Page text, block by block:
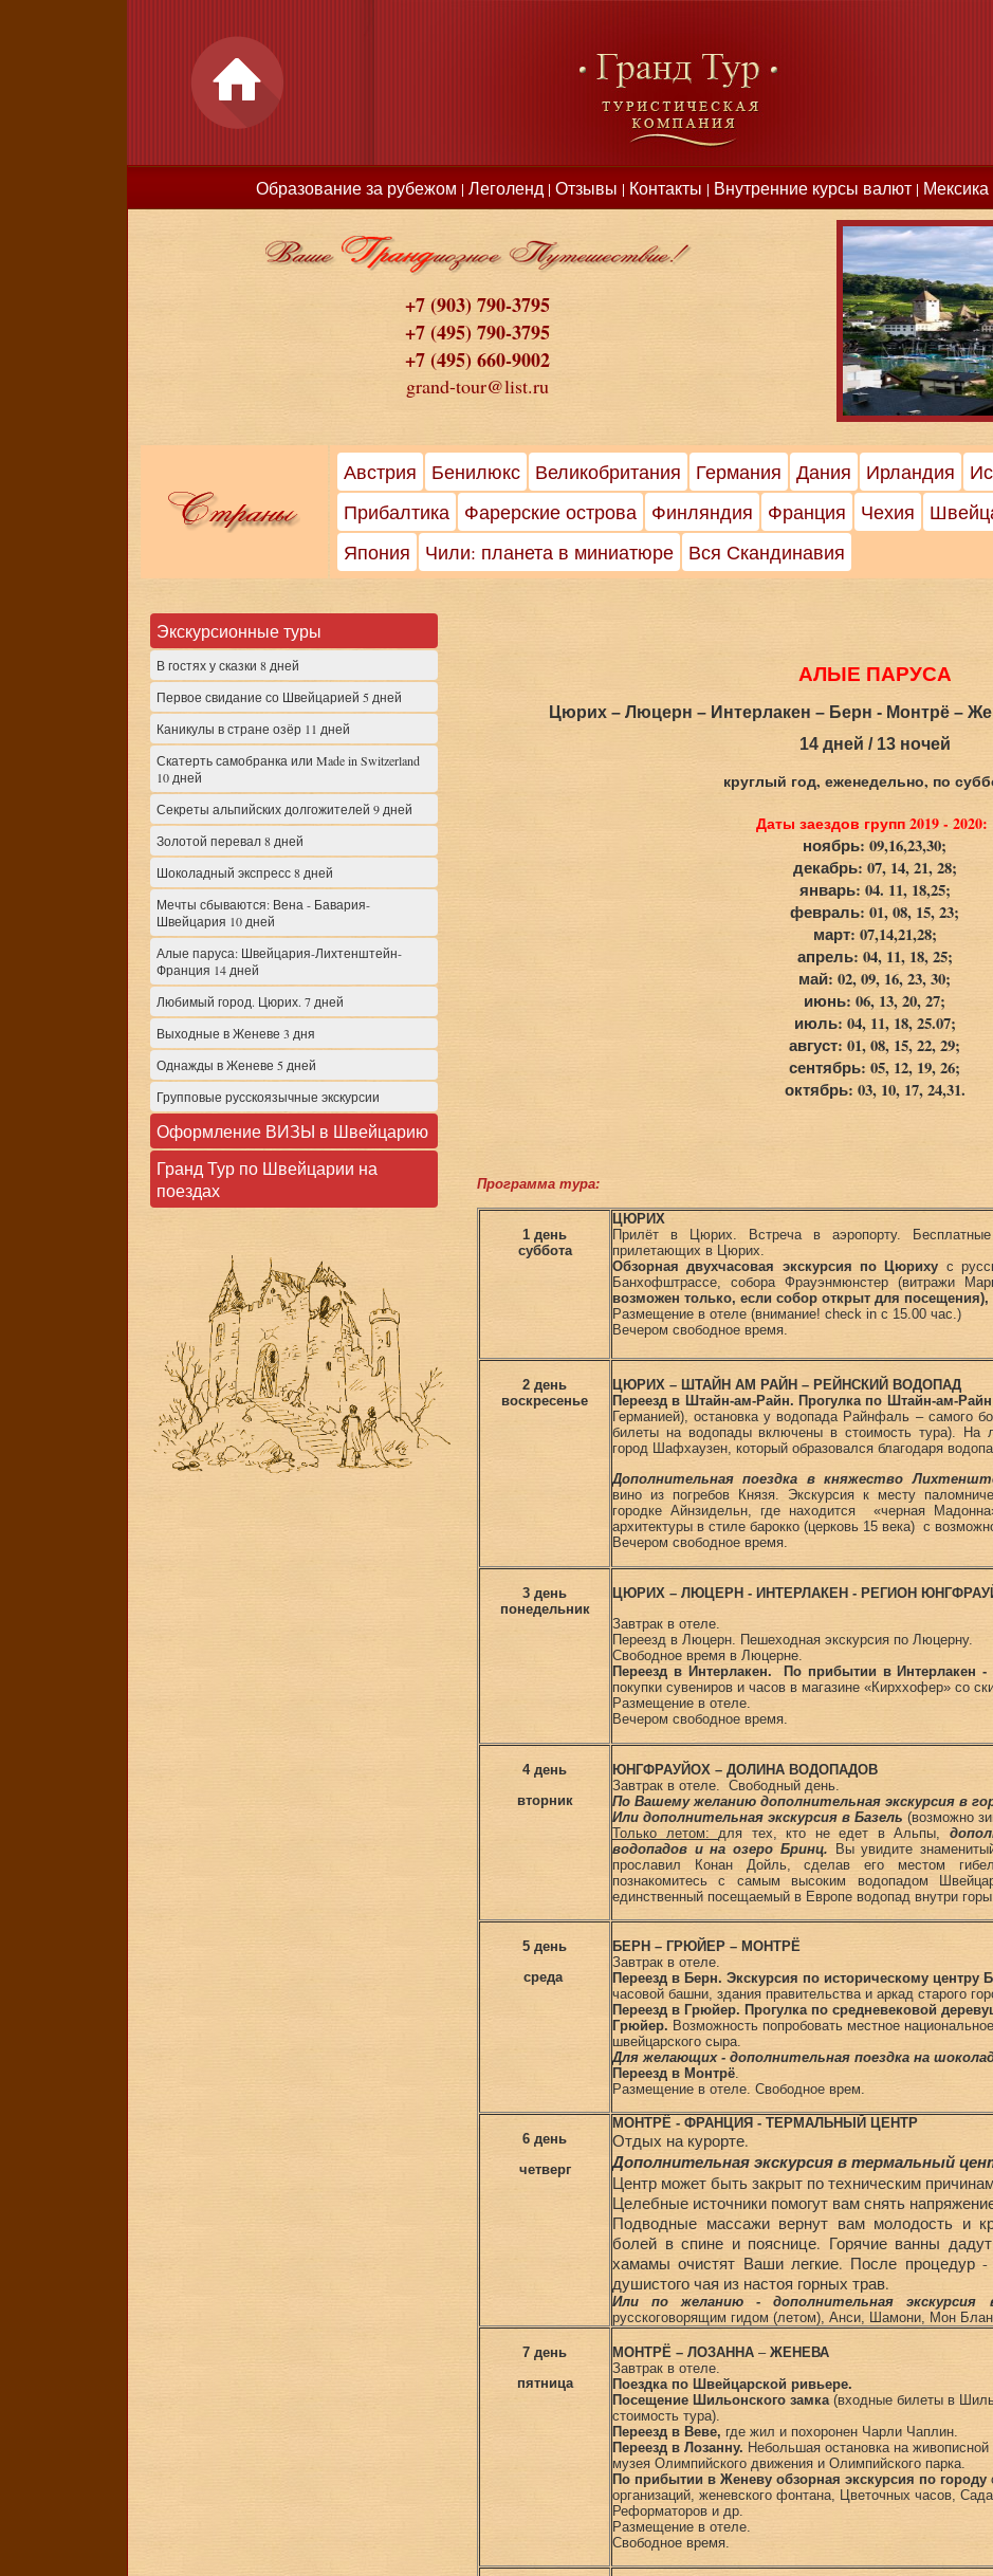
Образование за рубежом | Леголенд | Отзывы | Контакты | Внутренние курсы валют | Мексика
+7 (903) 790-3795
+7 (495) 790-3795
+7 (495) 660-9002
grand-tour@list.ru
Австрия Бенилюкс Великобритания Германия Дания Ирландия
Прибалтика
Фарерские острова Финляндия Франция Чехия
Япония
Чили: планета в миниатюре Вся Скандинавия
Экскурсионные туры
В гостях у сказки 8 дней
Первое свидание со Швейцарией 5 дней
Каникулы в стране озёр 11 дней
Скатерть самобранка или Made in Switzerland
10 дней
Секреты альпийских долгожителей 9 дней
Золотой перевал 8 дней
Шоколадный экспресс 8 дней
Мечты сбываются: Вена - Бавария-
Швейцария 10 дней
Алые паруса: Швейцария-Лихтенштейн-
Франция 14 дней
Любимый город. Цюрих. 7 дней
Выходные в Женеве 3 дня
Однажды в Женеве 5 дней
Групповые русскоязычные экскурсии
Оформление ВИЗЫ в Швейцарию
Гранд Тур по Швейцарии на
поездах
АЛЫЕ ПАРУСА
Цюрих – Люцерн – Интерлакен – Берн - Монтрё –
14 дней / 13 ночей
круглый год, еженедельно, по
Даты заездов групп 2019 - 2020:
ноябрь: 09,16,23,30;
декабрь: 07, 14, 21, 28;
январь: 04. 11, 18,25;
февраль: 01, 08, 15, 23;
март: 07,14,21,28;
апрель: 04, 11, 18, 25;
май: 02, 09, 16, 23, 30;
июнь: 06, 13, 20, 27;
июль: 04, 11, 18, 25.07;
август: 01, 08, 15, 22, 29;
сентябрь: 05, 12, 19, 26;
октябрь: 03, 10, 17, 24,31.
Программа тура:
1 день
суббота
ЦЮРИХ
Прилёт в Цюрих. Встреча в аэропорту.
прилетающих в Цюрих.
Обзорная двухчасовая экскурсия по Цюриху с
Банхофштрассе, собора Фрауэнмюнстер (витражи
возможен только, если собор открыт для посещения),
Размещение в отеле (внимание! check in с 15.00 час.)
Вечером свободное время.
2 день
воскресенье
ЦЮРИХ – ШТАЙН АМ РАЙН – РЕЙНСКИЙ ВОДОПАД
Переезд в Штайн-ам-Райн. Прогулка по Штайн-ам-Райн
Германией), остановка у водопада Райнфаль – самого
билеты на водопады включены в стоимость тура). На
город Шафхаузен, который образовался благодаря
Дополнительная поездка в княжество
вино из погребов Князя. Экскурсия к месту
городке Айнзидельн, где находится «черная
архитектуры в стиле барокко (церковь 15 века) с
Вечером свободное время.
3 день
понедельник
ЦЮРИХ – ЛЮЦЕРН - ИНТЕРЛАКЕН - РЕГИОН
Завтрак в отеле.
Переезд в Люцерн. Пешеходная экскурсия по Люцерну.
Свободное время в Люцерне.
Переезд в Интерлакен. По прибытии в Интерлакен -
покупки сувениров и часов в магазине «Кирххофер» со
Размещение в отеле.
Вечером свободное время.
4 день
вторник
ЮНГФРАУЙОХ – ДОЛИНА ВОДОПАДОВ
Завтрак в отеле. Свободный день.
По Вашему желанию дополнительная экскурсия в
Или дополнительная экскурсия в Базель (возможно
Только летом: для тех, кто не едет в Альпы,
водопадов и на озеро Бринц. Вы увидите
прославил Конан Дойль, сделав его местом
познакомитесь с самым высоким водопадом
единственный посещаемый в Европе водопад внутри горы
5 день
среда
БЕРН – ГРЮЙЕР – МОНТРЁ
Завтрак в отеле.
Переезд в Берн. Экскурсия по историческому центру
часовой башни, здания правительства и аркад старого
Переезд в Грюйер. Прогулка по средневековой
Грюйер. Возможность попробовать местное
швейцарского сыра.
Для желающих - дополнительная поездка на
Переезд в Монтрё
Размещение в отеле. Свободное врем.
6 день
четверг
МОНТРЁ - ФРАНЦИЯ - ТЕРМАЛЬНЫЙ ЦЕНТР
Отдых на курорте.
Дополнительная экскурсия в термальный
Центр может быть закрыт по техническим
Целебные источники помогут вам снять
Подводные массажи вернут вам молодость и
болей в спине и пояснице. Горячие ванны
хамамы очистят Ваши легкие. После процедур -
душистого чая из настоя горных трав.
Или по желанию - дополнительная
русскоговорящим гидом (летом), Анси, Шамони, Мон
7 день
пятница
МОНТРЁ – ЛОЗАННА – ЖЕНЕВА
Завтрак в отеле.
Поездка по Швейцарской ривьере.
Посещение Шильонского замка (входные билеты в
стоимость тура).
Переезд в Веве, где жил и похоронен Чарли Чаплин.
Переезд в Лозанну. Небольшая остановка на
музея Олимпийского движения и Олимпийского парка.
По прибытии в Женеву обзорная экскурсия по городу
организаций, женевского фонтана, Цветочных часов,
Реформаторов и др.
Размещение в отеле.
Свободное время.